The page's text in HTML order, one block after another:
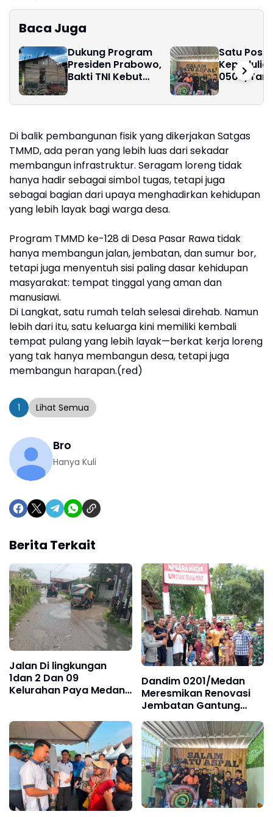
Baca Juga
Dukung Program
Presiden Prabowo,
Bakti TNI Kebut
di Nias Selatan
Satu
0506/
sebagai
Di balik pembangunan fisik yang dikerjakan Satgas
TMMD, ada peran yang lebih luas dari sekadar
membangun infrastruktur. Seragam loreng tidak
hanya hadir sebagai simbol tugas, tetapi juga
sebagai bagian dari upaya menghadirkan kehidupan
yang lebih layak bagi warga desa.
Program TMMD ke-128 di Desa Pasar Rawa tidak
hanya membangun jalan, jembatan, dan sumur bor,
tetapi juga menyentuh sisi paling dasar kehidupan
masyarakat: tempat tinggal yang aman dan
manusiawi.
Di Langkat, satu rumah telah selesai direhab. Namun
lebih dari itu, satu keluarga kini memiliki kembali
tempat pulang yang lebih layak—berkat kerja loreng
yang tak hanya membangun desa, tetapi juga
membangun harapan.(red)
1 Lihat Semua
Bro
Hanya Kuli
Berita Terkait
Jalan Di lingkungan
1dan 2 Dan 09
Kelurahan Paya Medan
dari Dinas SDABMBK
Kota Medan
Dandim 0201/Medan
Meresmikan Renovasi
Jembatan Gantung
Polonia Kembali Lancar